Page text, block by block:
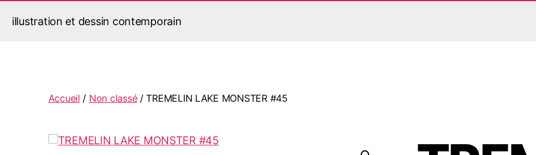
illustration et dessin contemporain
Jérémy Le Corvaisier
Accueil / Non classé/ TREMELIN LAKE MONSTER #45